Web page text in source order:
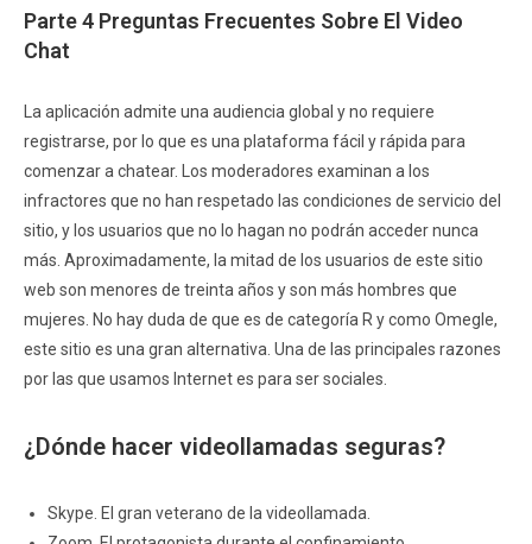
Parte 4 Preguntas Frecuentes Sobre El Video
Chat
La aplicación admite una audiencia global y no requiere
registrarse, por lo que es una plataforma fácil y rápida para
comenzar a chatear. Los moderadores examinan a los
infractores que no han respetado las condiciones de servicio del
sitio, y los usuarios que no lo hagan no podrán acceder nunca
más. Aproximadamente, la mitad de los usuarios de este sitio
web son menores de treinta años y son más hombres que
mujeres. No hay duda de que es de categoría R y como Omegle,
este sitio es una gran alternativa. Una de las principales razones
por las que usamos Internet es para ser sociales.
¿Dónde hacer videollamadas seguras?
Skype. El gran veterano de la videollamada.